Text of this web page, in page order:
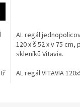
LG13
AL regál
120 x š 52 x v 75
skleníků Vitavia.
AL regál VITAVIA